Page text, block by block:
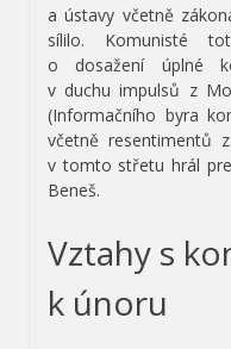
a ústavy včetně
sílilo. Komunisté
o dosažení úplné
v duchu impulsů z
(Informačního byra
včetně resentimentů
v tomto střetu hrál
Beneš.
Vztahy s
k únoru